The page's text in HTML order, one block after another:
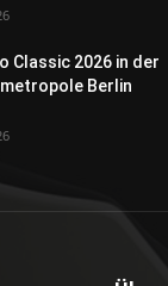
Classic 2026 in der
Berlin